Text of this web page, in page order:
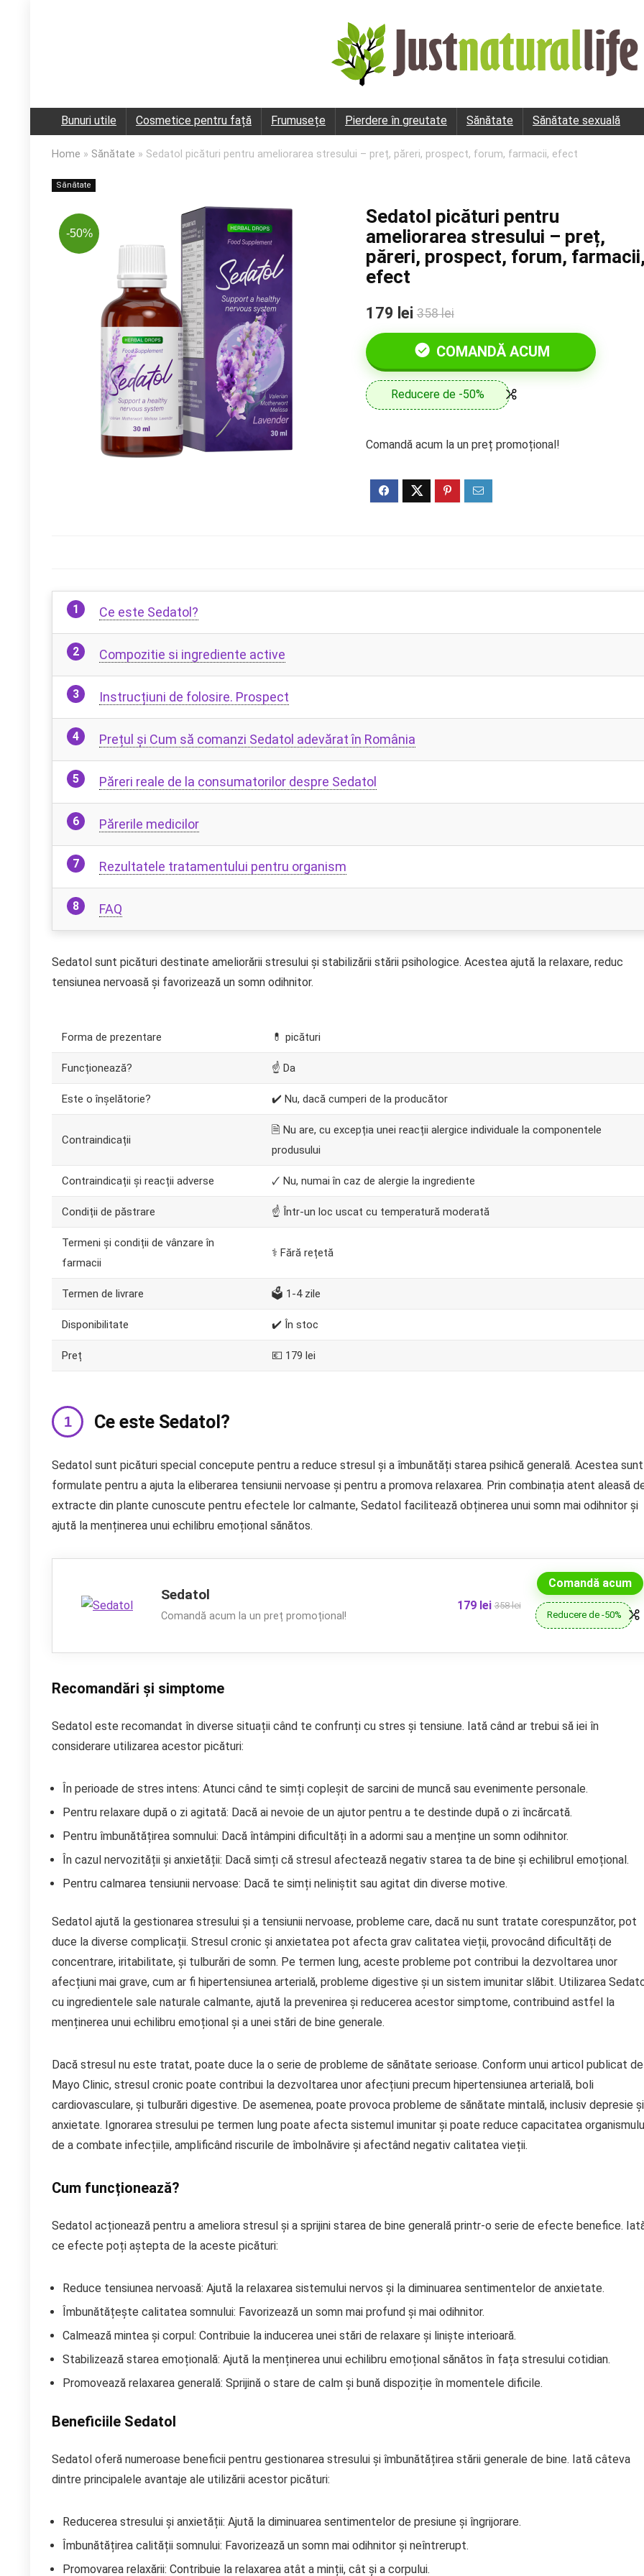
Bunuri utile Cosmetice pentru față Frumusețe Pierdere în greutate Sănătate Sănătate sexuală
Home » Sănătate » Sedatol picături pentru ameliorarea stresului – preț, păreri, prospect, forum, farmacii, efect
Sănătate
-50%
Sedatol picături pentru
ameliorarea stresului – preț,
păreri, prospect, forum,
efect
179 lei 358 lei
COMANDĂ ACUM
Reducere de -50%
Comandă acum la un preț promoțional!
Ce este Sedatol?
Compozitie si ingrediente active
Instrucțiuni de folosire. Prospect
Prețul și Cum să comanzi Sedatol adevărat în România
Păreri reale de la consumatorilor despre Sedatol
Părerile medicilor
Rezultatele tratamentului pentru organism
FAQ
Sedatol sunt picături destinate ameliorării stresului și stabilizării stării psihologice. Acestea ajută la relaxare, reduc
tensiunea nervoasă și favorizează un somn odihnitor.
Forma de prezentare 💊 picături
Funcționează? ☝ Da
Este o înșelătorie? ✔️ Nu, dacă cumperi de la producător
Contraindicații
🗎 Nu are, cu excepția unei reacții alergice individuale la componentele
produsului
Contraindicații și reacții adverse 🗸 Nu, numai în caz de alergie la ingrediente
Condiții de păstrare ☝ Într-un loc uscat cu temperatură moderată
Termeni și condiții de vânzare în
farmacii
⚕️ Fără rețetă
Termen de livrare 🗳️ 1-4 zile
Disponibilitate ✔️ În stoc
Preț 💶 179 lei
Ce este Sedatol?
Sedatol sunt picături special concepute pentru a reduce stresul și a îmbunătăți starea psihică generală. Acestea sunt
formulate pentru a ajuta la eliberarea tensiunii nervoase și pentru a promova relaxarea. Prin combinația atent aleasă
extracte din plante cunoscute pentru efectele lor calmante, Sedatol facilitează obținerea unui somn mai odihnitor și
ajută la menținerea unui echilibru emoțional sănătos.
Sedatol
Comandă acum la un preț promoțional!
179 lei 358 lei
Comandă acum
Reducere de -50%
Recomandări și simptome
Sedatol este recomandat în diverse situații când te confrunți cu stres și tensiune. Iată când ar trebui să iei în
considerare utilizarea acestor picături:
În perioade de stres intens: Atunci când te simți copleșit de sarcini de muncă sau evenimente personale.
Pentru relaxare după o zi agitată: Dacă ai nevoie de un ajutor pentru a te destinde după o zi încărcată.
Pentru îmbunătățirea somnului: Dacă întâmpini dificultăți în a adormi sau a menține un somn odihnitor.
În cazul nervozității și anxietății: Dacă simți că stresul afectează negativ starea ta de bine și echilibrul emoțional.
Pentru calmarea tensiunii nervoase: Dacă te simți neliniștit sau agitat din diverse motive.
Sedatol ajută la gestionarea stresului și a tensiunii nervoase, probleme care, dacă nu sunt tratate corespunzător, pot
duce la diverse complicații. Stresul cronic și anxietatea pot afecta grav calitatea vieții, provocând dificultăți de
concentrare, iritabilitate, și tulburări de somn. Pe termen lung, aceste probleme pot contribui la dezvoltarea unor
afecțiuni mai grave, cum ar fi hipertensiunea arterială, probleme digestive și un sistem imunitar slăbit. Utilizarea
cu ingredientele sale naturale calmante, ajută la prevenirea și reducerea acestor simptome, contribuind astfel la
menținerea unui echilibru emoțional și a unei stări de bine generale.
Dacă stresul nu este tratat, poate duce la o serie de probleme de sănătate serioase. Conform unui articol publicat de
Mayo Clinic, stresul cronic poate contribui la dezvoltarea unor afecțiuni precum hipertensiunea arterială, boli
cardiovasculare, și tulburări digestive. De asemenea, poate provoca probleme de sănătate mintală, inclusiv depresie și
anxietate. Ignorarea stresului pe termen lung poate afecta sistemul imunitar și poate reduce capacitatea
de a combate infecțiile, amplificând riscurile de îmbolnăvire și afectând negativ calitatea vieții.
Cum funcționează?
Sedatol acționează pentru a ameliora stresul și a sprijini starea de bine generală printr-o serie de efecte benefice.
ce efecte poți aștepta de la aceste picături:
Reduce tensiunea nervoasă: Ajută la relaxarea sistemului nervos și la diminuarea sentimentelor de anxietate.
Îmbunătățește calitatea somnului: Favorizează un somn mai profund și mai odihnitor.
Calmează mintea și corpul: Contribuie la inducerea unei stări de relaxare și liniște interioară.
Stabilizează starea emoțională: Ajută la menținerea unui echilibru emoțional sănătos în fața stresului cotidian.
Promovează relaxarea generală: Sprijină o stare de calm și bună dispoziție în momentele dificile.
Beneficiile Sedatol
Sedatol oferă numeroase beneficii pentru gestionarea stresului și îmbunătățirea stării generale de bine. Iată câteva
dintre principalele avantaje ale utilizării acestor picături:
Reducerea stresului și anxietății: Ajută la diminuarea sentimentelor de presiune și îngrijorare.
Îmbunătățirea calității somnului: Favorizează un somn mai odihnitor și neîntrerupt.
Promovarea relaxării: Contribuie la relaxarea atât a minții, cât și a corpului.